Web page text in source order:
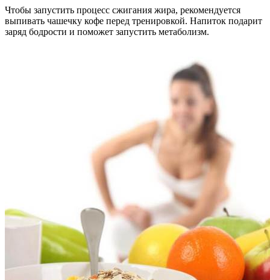
Чтобы запустить процесс сжигания жира, рекомендуется
выпивать чашечку кофе перед тренировкой. Напиток подарит
заряд бодрости и поможет запустить метаболизм.